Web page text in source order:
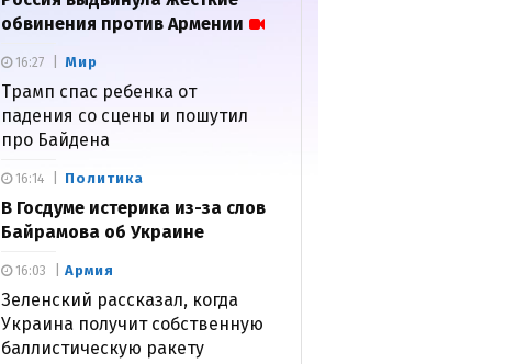
обвинения против Армении
Мир
Трамп спас ребенка от
падения со сцены и пошутил
про Байдена
16:27
Политика
В Госдуме истерика из-за слов
Байрамова об Украине
16:14
Армия
Зеленский рассказал, когда
Украина получит собственную
баллистическую ракету
16:03